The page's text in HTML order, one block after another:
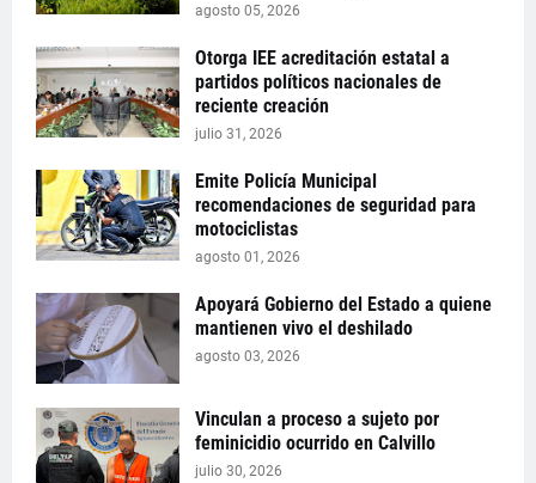
agosto 05, 2026
Otorga IEE acreditación estatal a
partidos políticos nacionales de
reciente creación
julio 31, 2026
Emite Policía Municipal
recomendaciones de seguridad para
motociclistas
agosto 01, 2026
Apoyará Gobierno del Estado a quiene
mantienen vivo el deshilado
agosto 03, 2026
Vinculan a proceso a sujeto por
feminicidio ocurrido en Calvillo
julio 30, 2026